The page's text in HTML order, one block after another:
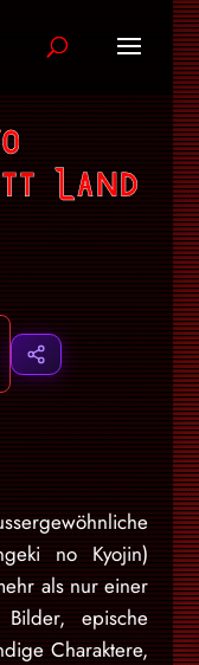
Land
no Kyojin)
als nur einer
Bilder, epische
Charaktere,